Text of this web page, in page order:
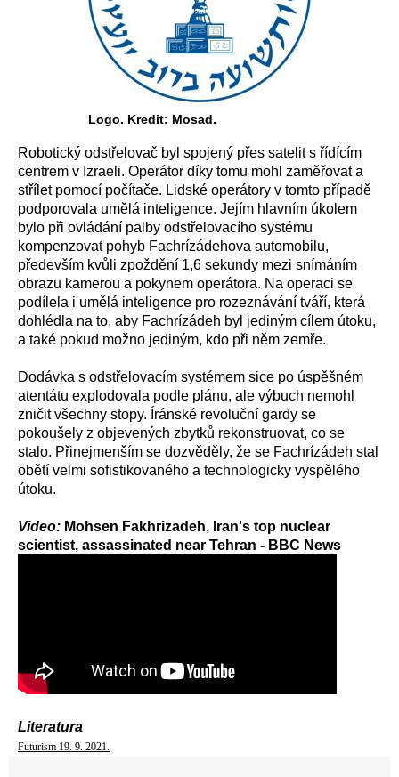
Logo. Kredit: Mosad.
Robotický odstřelovač byl spojený přes satelit s řídícím
centrem v Izraeli. Operátor díky tomu mohl zaměřovat a
střílet pomocí počítače. Lidské operátory v tomto případě
podporovala umělá inteligence. Jejím hlavním úkolem
bylo při ovládání palby odstřelovacího systému
kompenzovat pohyb Fachrízádehova automobilu,
především kvůli zpoždění 1,6 sekundy mezi snímáním
obrazu kamerou a pokynem operátora. Na operaci se
podílela i umělá inteligence pro rozeznávání tváří, která
dohlédla na to, aby Fachrízádeh byl jediným cílem útoku,
a také pokud možno jediným, kdo při něm zemře.
Dodávka s odstřelovacím systémem sice po úspěšném
atentátu explodovala podle plánu, ale výbuch nemohl
zničit všechny stopy. Íránské revoluční gardy se
pokoušely z objevených zbytků rekonstruovat, co se
stalo. Přinejmenším se dozvěděly, že se Fachrízádeh stal
obětí velmi sofistikovaného a technologicky vyspělého
útoku.
Video: Mohsen Fakhrizadeh, Iran's top nuclear
scientist, assassinated near Tehran - BBC News
Literatura
Futurism 19. 9. 2021.